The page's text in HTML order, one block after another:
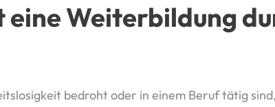
eine Weiterbildung
bedroht oder in einem Beruf tätig